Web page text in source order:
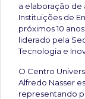
a elaboração de
Instituições de
próximos 10
liderado pela
Tecnologia e
O Centro
Alfredo Nasser
representando